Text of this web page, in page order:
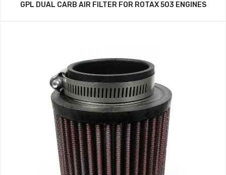
GPL DUAL CARB AIR FILTER FOR ROTAX 503 ENGINES